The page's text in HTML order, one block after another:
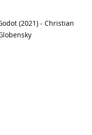
(2021) - Christian